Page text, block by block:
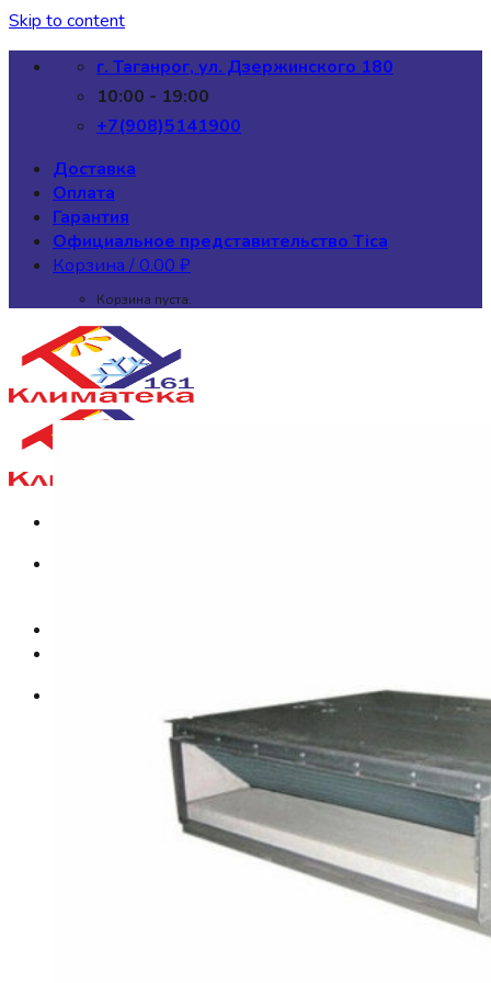
Skip to content
г. Таганрог, ул. Дзержинского 180
10:00 - 19:00
+7(908)5141900
Доставка
Оплата
Гарантия
Официальное представительство Tica
Корзина /0.00 ₽
Корзина пуста.
ROVER FRESH II INVERTER
ROVER FRESH II
KITANO VIKI on/off
KITANO VIKI INVERTER
KITANO KAPPA
Сплит системы Haier
Кондиционер Haier LEADER
Сплит-система Denko серии Classic